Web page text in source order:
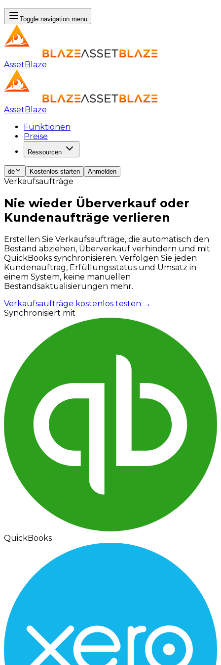
Toggle navigation menu
AssetBlaze
AssetBlaze
Funktionen
Preise
Ressourcen
de Kostenlos starten Anmelden
Verkaufsaufträge
Nie wieder Überverkauf oder
Kundenaufträge verlieren
Erstellen Sie Verkaufsaufträge, die automatisch den
Bestand abziehen, Überverkauf verhindern und mit
QuickBooks synchronisieren. Verfolgen Sie jeden
Kundenauftrag, Erfüllungsstatus und Umsatz in
einem System, keine manuellen
Bestandsaktualisierungen mehr.
Verkaufsaufträge kostenlos testen →
Synchronisiert mit
QuickBooks